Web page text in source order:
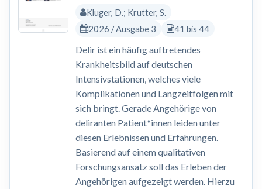
Kluger, D.; Krutter, S.
2026 / Ausgabe 3
41 bis 44
Delir ist ein häufig auftretendes
Krankheitsbild auf deutschen
Intensivstationen, welches viele
Komplikationen und Langzeitfolgen mit
sich bringt. Gerade Angehörige von
deliranten Patient*innen leiden unter
diesen Erlebnissen und Erfahrungen.
Basierend auf einem qualitativen
Forschungsansatz soll das Erleben der
Angehörigen aufgezeigt werden. Hierzu